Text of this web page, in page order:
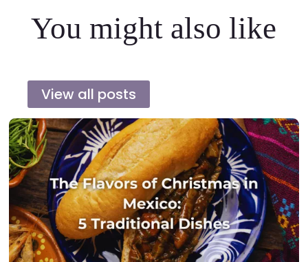
You might also like
View all posts